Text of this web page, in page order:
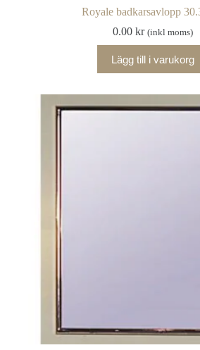
Royale badkarsavlopp
0.00kr (inkl moms)
Lägg till i varukorg